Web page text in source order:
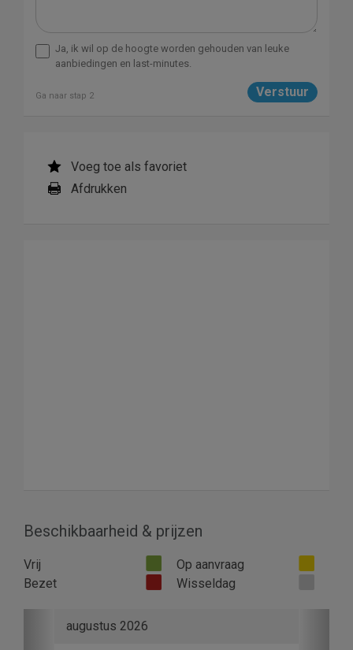
Ja, ik wil op de hoogte worden gehouden van leuke
aanbiedingen en last-minutes.
Ga naar stap 2
Voeg toe als favoriet
Afdrukken
Beschikbaarheid & prijzen
Vrij
Op aanvraag
Bezet
Wisseldag
augustus 2026
Previous